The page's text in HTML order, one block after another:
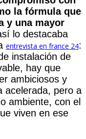
la fórmula que
y una mayor
lo destacaba
entrevista en france 24:
instalación de
hay que
ambiciosos y
acelerada, pero a
ambiente, con el
viven en ese